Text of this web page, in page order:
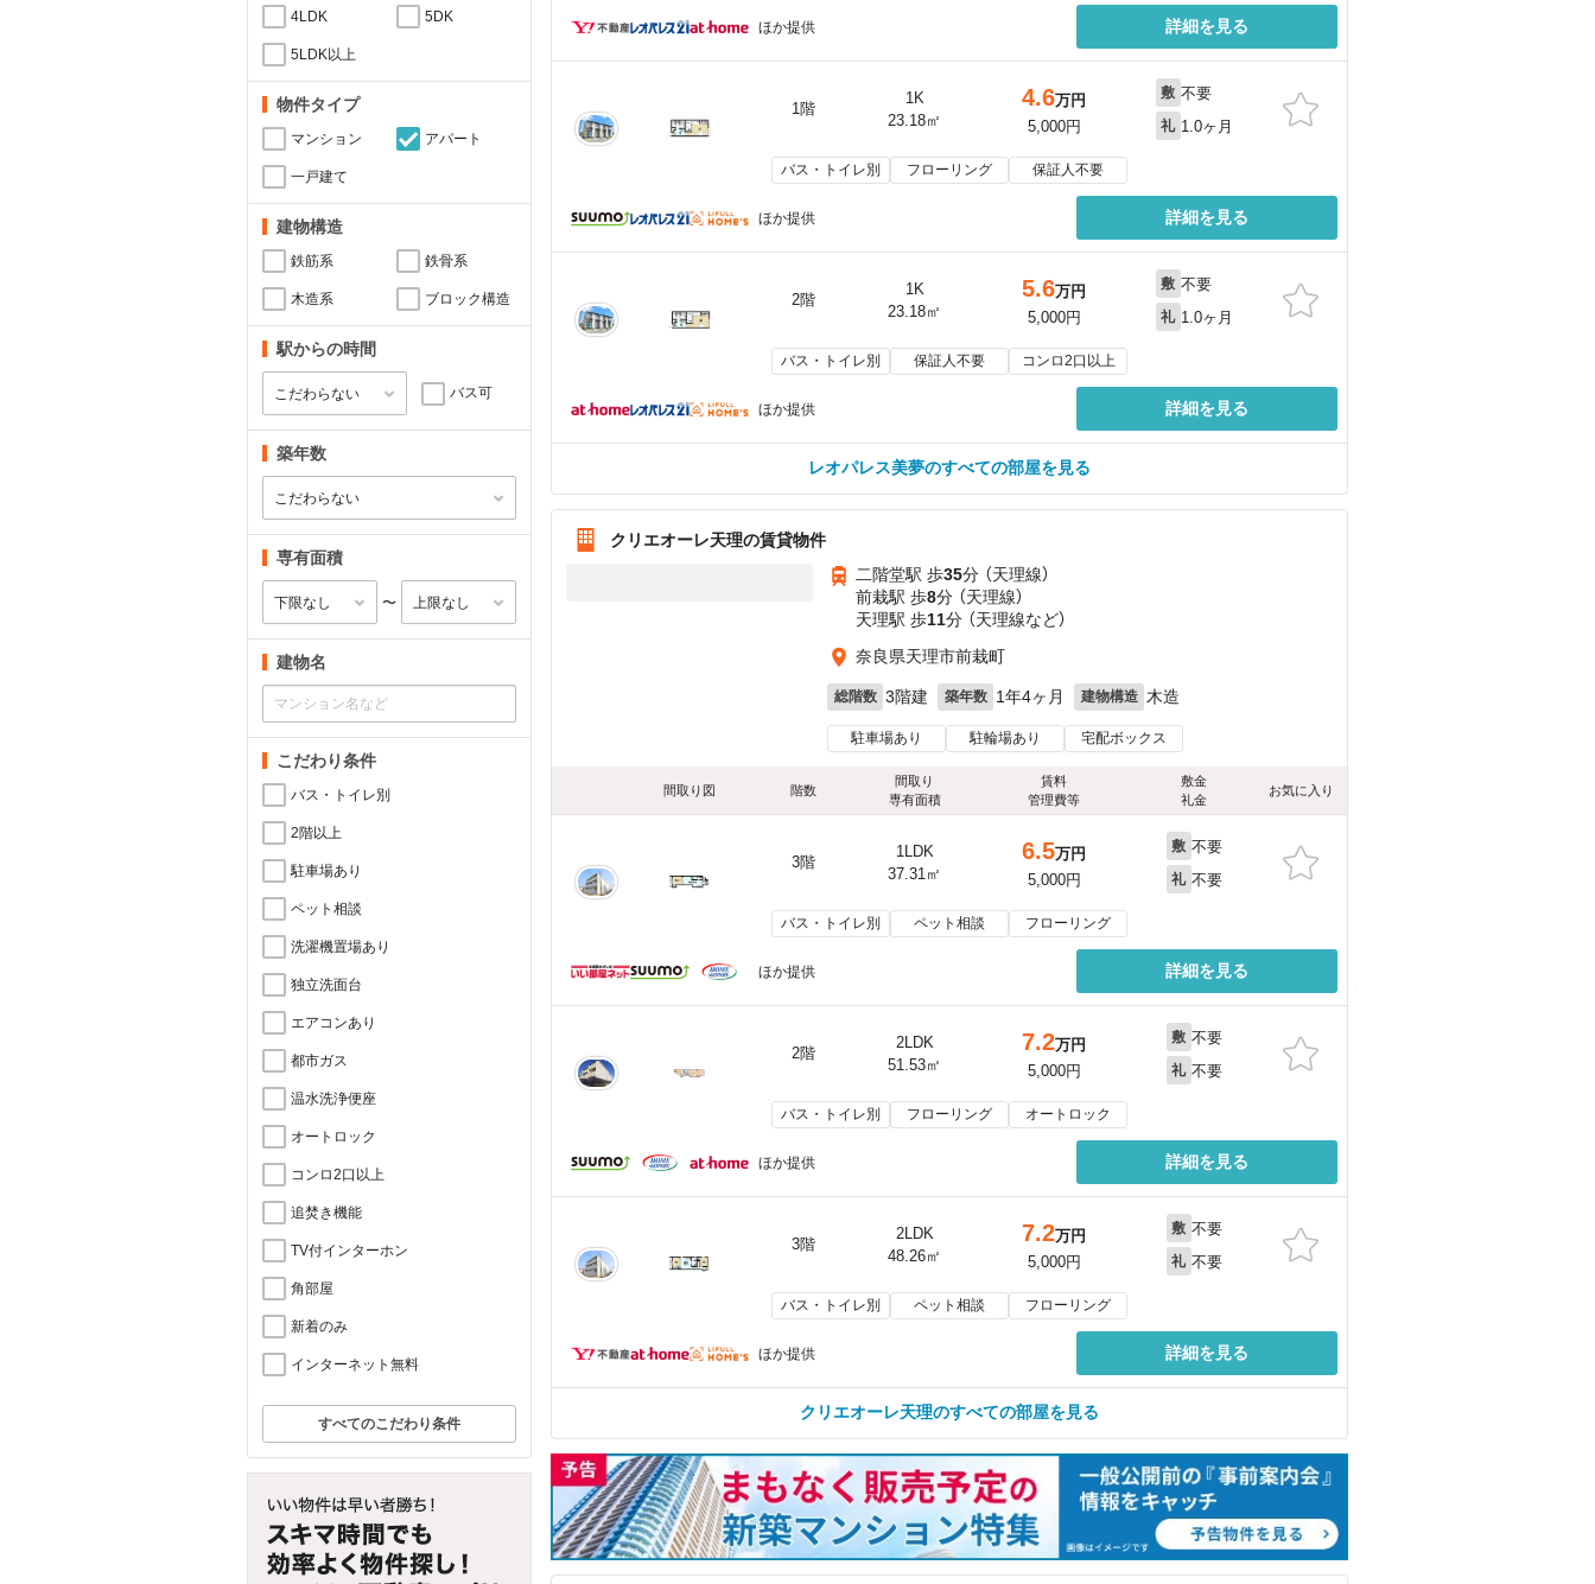
4LDK 5DK
5LDK以上
物件タイプ
マンション アパート
一戸建て
建物構造
鉄筋系 鉄骨系
木造系 ブロック構造
駅からの時間
バス可
築年数
専有面積
〜
建物名
こだわり条件
バス・トイレ別
2階以上
駐車場あり
ペット相談
洗濯機置場あり
独立洗面台
エアコンあり
都市ガス
温水洗浄便座
オートロック
コンロ2口以上
追焚き機能
TV付インターホン
角部屋
新着のみ
インターネット無料
すべてのこだわり条件
ほか提供 詳細を見る
1階
1K
23.18㎡
4.6万円
5,000円
敷 不要
礼 1.0ヶ月
バス・トイレ別 フローリング 保証人不要
ほか提供 詳細を見る
2階
1K
23.18㎡
5.6万円
5,000円
敷 不要
礼 1.0ヶ月
バス・トイレ別 保証人不要 コンロ2口以上
ほか提供 詳細を見る
レオパレス美夢のすべての部屋を見る
クリエオーレ天理の賃貸物件
二階堂駅 歩35分 （天理線）
前栽駅 歩8分 （天理線）
天理駅 歩11分 （天理線など）
奈良県天理市前栽町
総階数 3階建 築年数 1年4ヶ月 建物構造 木造
駐車場あり 駐輪場あり 宅配ボックス
間取り図 階数
間取り
専有面積
賃料
管理費等
敷金
礼金
お気に入り
3階
1LDK
37.31㎡
6.5万円
5,000円
敷 不要
礼 不要
バス・トイレ別 ペット相談 フローリング
ほか提供 詳細を見る
2階
2LDK
51.53㎡
7.2万円
5,000円
敷 不要
礼 不要
バス・トイレ別 フローリング オートロック
ほか提供 詳細を見る
3階
2LDK
48.26㎡
7.2万円
5,000円
敷 不要
礼 不要
バス・トイレ別 ペット相談 フローリング
ほか提供 詳細を見る
クリエオーレ天理のすべての部屋を見る